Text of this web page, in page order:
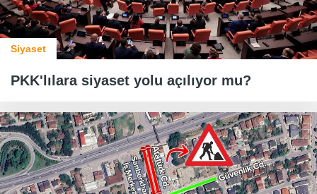
Siyaset
PKK'lılara siyaset yolu açılıyor mu?